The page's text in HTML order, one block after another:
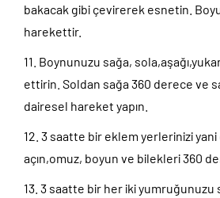
bakacak gibi çevirerek esnetin.
harekettir.
Boynunuzu sağa,
ettirin. Soldan sağa 360 derece ve
dairesel hareket yapın.
3 saatte bir eklem yerlerinizi yani
açın,omuz, boyun ve bilekleri 360
3 saatte bir her iki yumruğunuzu